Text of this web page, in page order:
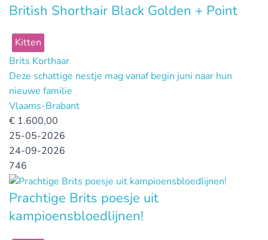
British Shorthair Black Golden + Point
Kitten
Brits Korthaar
Deze schattige nestje mag vanaf begin juni naar hun
nieuwe familie
Vlaams-Brabant
€ 1.600,00
25-05-2026
24-09-2026
746
Prachtige Brits poesje uit
kampioensbloedlijnen!